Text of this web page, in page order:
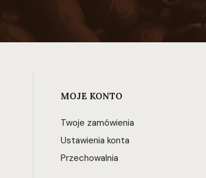
Linki w stopce
MOJE KONTO
Twoje zamówienia
Ustawienia konta
Przechowalnia